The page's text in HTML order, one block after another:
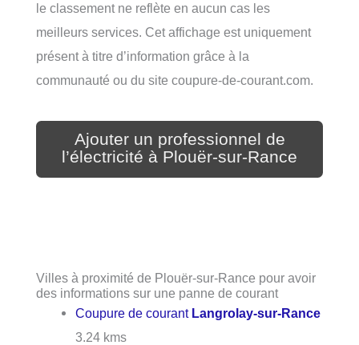
le classement ne reflète en aucun cas les
meilleurs services. Cet affichage est uniquement
présent à titre d’information grâce à la
communauté ou du site coupure-de-courant.com.
Ajouter un professionnel de
l’électricité à Plouër-sur-Rance
Villes à proximité de Plouër-sur-Rance pour avoir
des informations sur une panne de courant
Coupure de courant Langrolay-sur-Rance
3.24 kms